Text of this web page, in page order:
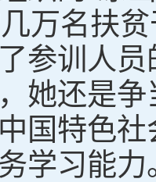
万名扶
参训人
她还是争
国特色
学习能